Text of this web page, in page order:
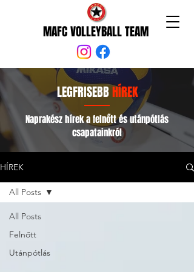
MAFC VOLLEYBALL TEAM
LEGFRISEBBHÍREK
Naprakész hírek a felnőtt és utánpótlás
csapatainkról
HÍREK
All Posts
Felnőtt
Utánpótlás
All Posts